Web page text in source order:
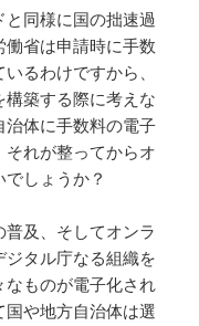
同様に国の拙速過
働省は申請時に手数
るわけですから、
築する際に考えな
治体に手数料の電子
れが整ってからオ
しょうか？
及、そしてオンラ
タル庁なる組織を
なものが電子化され
や地方自治体は選